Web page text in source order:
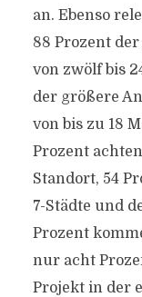
an. Ebenso
88 Prozent
von zwölf bis
der größere
von bis zu 18
Prozent
Standort, 54
7-Städte und
Prozent
nur acht
Projekt in der